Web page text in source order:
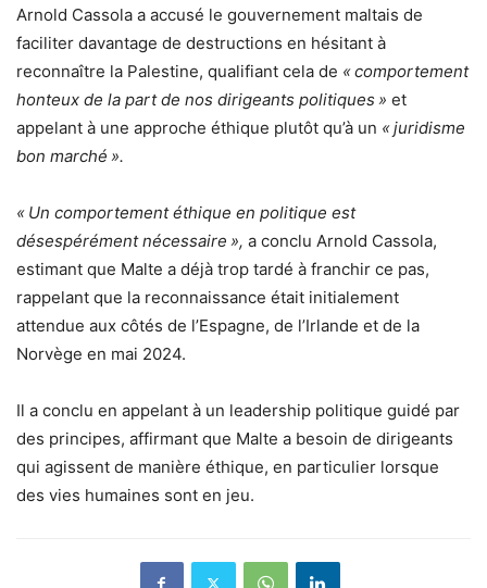
Arnold Cassola a accusé le gouvernement maltais de
faciliter davantage de destructions en hésitant à
reconnaître la Palestine, qualifiant cela de « comportement
honteux de la part de nos dirigeants politiques » et
appelant à une approche éthique plutôt qu’à un « juridisme
bon marché ».
« Un comportement éthique en politique est
désespérément nécessaire », a conclu Arnold Cassola,
estimant que Malte a déjà trop tardé à franchir ce pas,
rappelant que la reconnaissance était initialement
attendue aux côtés de l’Espagne, de l’Irlande et de la
Norvège en mai 2024.
Il a conclu en appelant à un leadership politique guidé par
des principes, affirmant que Malte a besoin de dirigeants
qui agissent de manière éthique, en particulier lorsque
des vies humaines sont en jeu.